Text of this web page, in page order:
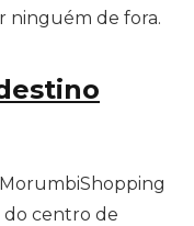
ninguém de fora.
do centro de